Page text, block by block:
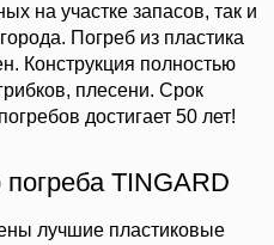
на участке запасов, так и
Погреб из пластика
Конструкция полностью
плесени. Срок
достигает 50 лет!
TINGARD
лучшие пластиковые